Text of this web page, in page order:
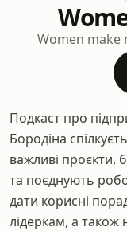
Women make
Подкаст про
Бородіна
важливі проєкти,
та поєднують
дати корисні
лідеркам, а також